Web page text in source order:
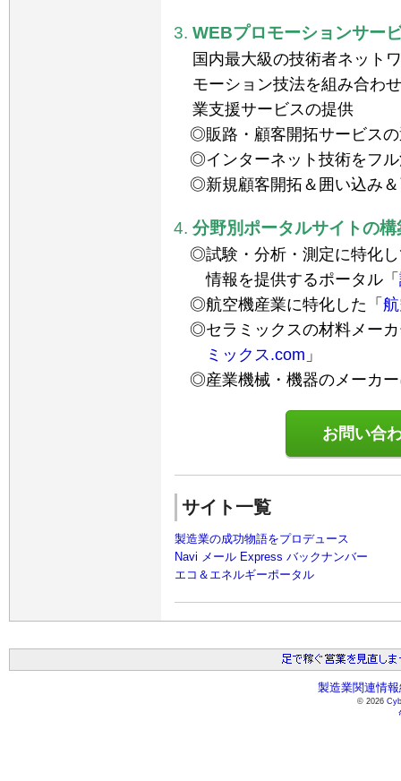
WEBプロモーションサー
国内最大級の技術者ネット
モーション技法を組み合わ
業支援サービスの提供
販路・顧客開拓サービス
インターネット技術をフ
新規顧客開拓＆囲い込み
分野別ポータルサイトの
試験・分析・測定に特化
情報を提供するポータル「
航空機産業に特化した「
セラミックスの材料メー
ミックス.com 」
産業機械・機器のメーカ
お問い合
サイト一覧
製造業の成功物語をプロデュース
Navi メール Express バックナンバー
エコ＆エネルギーポータル
製造業関連情
© 2026